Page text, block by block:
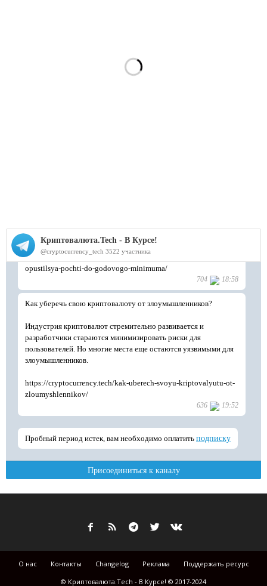
О нас Контакты Changelog Реклама
Поддержать ресурс
© Криптовалюта.Tech - В Курсе! © 2017-2024